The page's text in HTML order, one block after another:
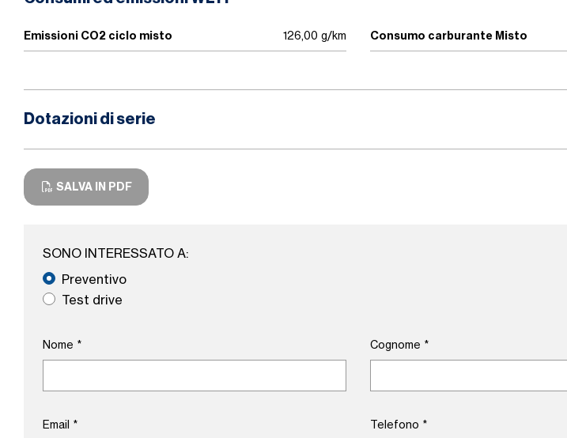
Emissioni CO2 ciclo misto 126,00 g/km Consumo carburante Misto
Dotazioni di serie
SALVA IN PDF
SONO INTERESSATO A:
Preventivo
Test drive
Nome * Cognome *
Email * Telefono *